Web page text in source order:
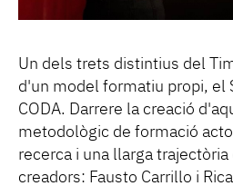
Un dels trets distintius del
d'un model formatiu propi, el
CODA. Darrere la creació
metodològic de formació
recerca i una llarga
creadors: Fausto Carrillo i